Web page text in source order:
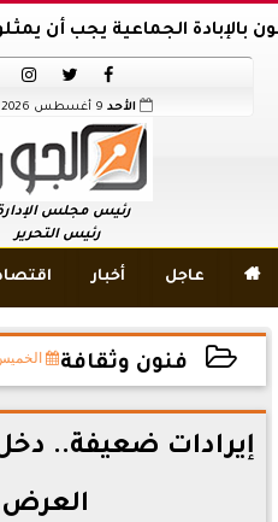
الجماعية يجب أن يمثلوا أمام



الأحد
رئيس مجلس
رئيس التحرير
 عاجل أخبار
فنون وثقافة الخميس، 4
2025-12-04 14:46:26
إيرادات ضعيفة..